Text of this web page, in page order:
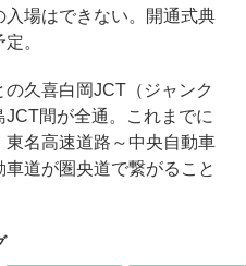
場はできない。開通式典
。
久喜白岡JCT（ジャンク
間が全通。これまでに
名高速道路～中央自動車
道が圏央道で繋がること